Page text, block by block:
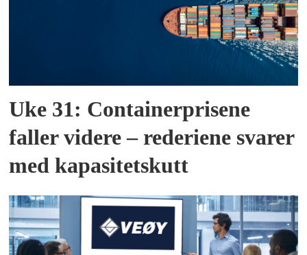
Uke 31: Containerprisene
faller videre – rederiene svarer
med kapasitetskutt